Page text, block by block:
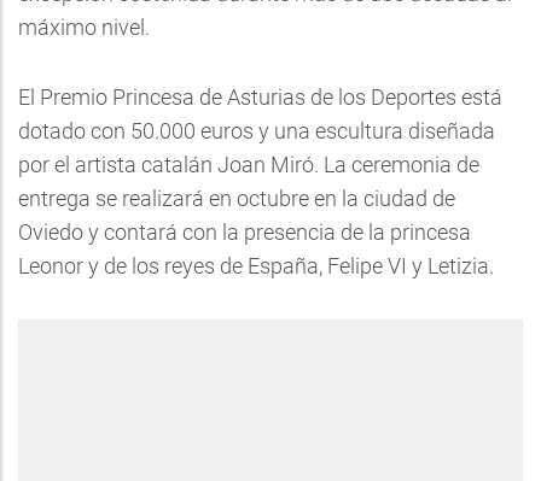
máximo nivel.
El Premio Princesa de Asturias de los Deportes está
dotado con 50.000 euros y una escultura diseñada
por el artista catalán Joan Miró. La ceremonia de
entrega se realizará en octubre en la ciudad de
Oviedo y contará con la presencia de la princesa
Leonor y de los reyes de España, Felipe VI y Letizia.